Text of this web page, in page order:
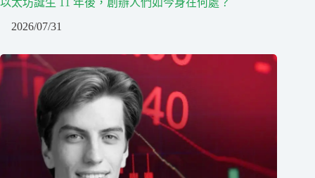
以太坊誕生 11 年後，創辦人們如今身在何處？
2026/07/31